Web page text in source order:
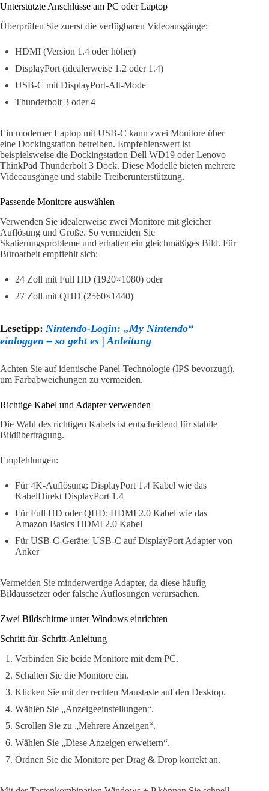
Unterstützte Anschlüsse am PC oder Laptop
Überprüfen Sie zuerst die verfügbaren Videoausgänge:
HDMI (Version 1.4 oder höher)
DisplayPort (idealerweise 1.2 oder 1.4)
USB-C mit DisplayPort-Alt-Mode
Thunderbolt 3 oder 4
Ein moderner Laptop mit USB-C kann zwei Monitore über
eine Dockingstation betreiben. Empfehlenswert ist
beispielsweise die Dockingstation Dell WD19 oder Lenovo
ThinkPad Thunderbolt 3 Dock. Diese Modelle bieten mehrere
Videoausgänge und stabile Treiberunterstützung.
Passende Monitore auswählen
Verwenden Sie idealerweise zwei Monitore mit gleicher
Auflösung und Größe. So vermeiden Sie
Skalierungsprobleme und erhalten ein gleichmäßiges Bild. Für
Büroarbeit empfiehlt sich:
24 Zoll mit Full HD (1920×1080) oder
27 Zoll mit QHD (2560×1440)
Lesetipp: Nintendo-Login: „My Nintendo“
einloggen – so geht es | Anleitung
Achten Sie auf identische Panel-Technologie (IPS bevorzugt),
um Farbabweichungen zu vermeiden.
Richtige Kabel und Adapter verwenden
Die Wahl des richtigen Kabels ist entscheidend für stabile
Bildübertragung.
Empfehlungen:
Für 4K-Auflösung: DisplayPort 1.4 Kabel wie das
KabelDirekt DisplayPort 1.4
Für Full HD oder QHD: HDMI 2.0 Kabel wie das
Amazon Basics HDMI 2.0 Kabel
Für USB-C-Geräte: USB-C auf DisplayPort Adapter von
Anker
Vermeiden Sie minderwertige Adapter, da diese häufig
Bildaussetzer oder falsche Auflösungen verursachen.
Zwei Bildschirme unter Windows einrichten
Schritt-für-Schritt-Anleitung
Verbinden Sie beide Monitore mit dem PC.
Schalten Sie die Monitore ein.
Klicken Sie mit der rechten Maustaste auf den Desktop.
Wählen Sie „Anzeigeeinstellungen“.
Scrollen Sie zu „Mehrere Anzeigen“.
Wählen Sie „Diese Anzeigen erweitern“.
Ordnen Sie die Monitore per Drag & Drop korrekt an.